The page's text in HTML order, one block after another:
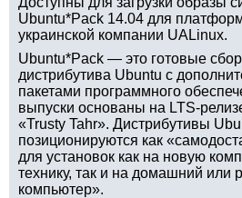
Ubuntu*Pack 14.04 для
украинской компании UALinux.
Ubuntu*Pack — это готовые
дистрибутива Ubuntu с
пакетами программного
выпуски основаны на LTS-
«Trusty Tahr». Дистрибутивы
позиционируются как
для установок как на новую
технику, так и на домашний или
компьютер».